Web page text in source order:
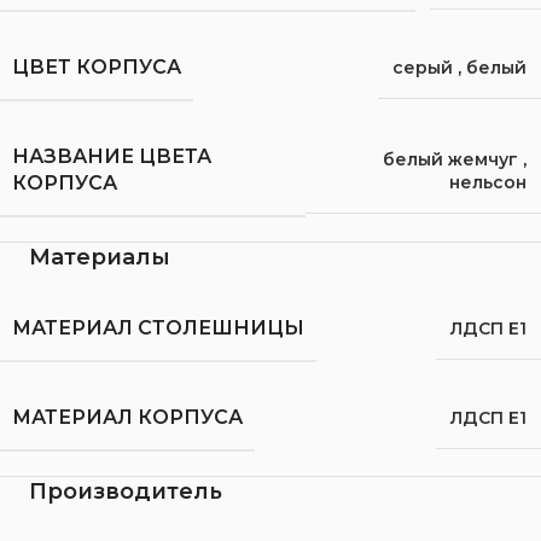
ЦВЕТ КОРПУСА серый , белый
НАЗВАНИЕ ЦВЕТА
КОРПУСА
белый жемчуг ,
нельсон
Материалы
МАТЕРИАЛ СТОЛЕШНИЦЫ ЛДСП Е1
МАТЕРИАЛ КОРПУСА ЛДСП Е1
Производитель